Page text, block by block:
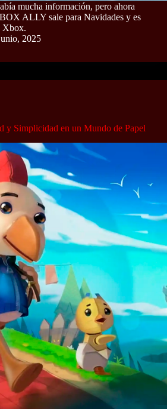
mucha información, pero ahora
ALLY sale para Navidades y es
Xbox.
2025
y Simplicidad en un Mundo de Papel